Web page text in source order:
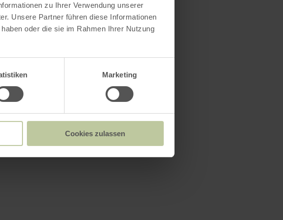
zu Ihrer Verwendung unserer
Unsere Partner führen diese Informationen
oder die sie im Rahmen Ihrer Nutzung
Marketing
Cookies zulassen